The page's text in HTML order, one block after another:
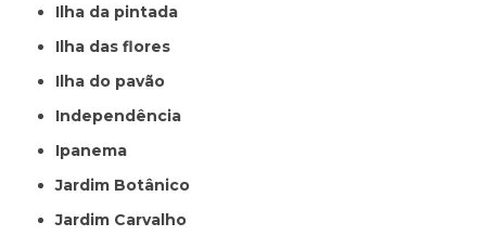
Ilha da pintada
Ilha das flores
Ilha do pavão
Independência
Ipanema
Jardim Botânico
Jardim Carvalho